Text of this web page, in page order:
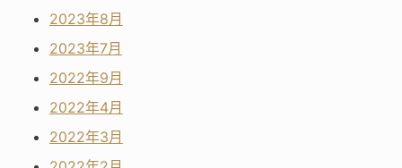
2023年8月
2023年7月
2022年9月
2022年4月
2022年3月